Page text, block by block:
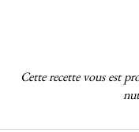
Cette recette vous est